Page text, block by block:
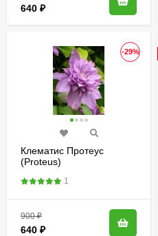
640 ₽
-29%
Клематис Протеус
(Proteus)
1
900₽
640 ₽